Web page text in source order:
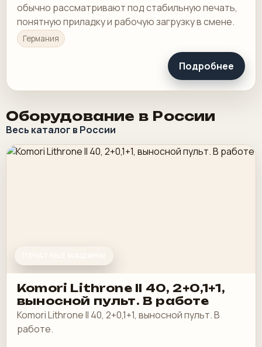
обычно рассматривают под стабильную печать,
понятную приладку и рабочую загрузку в смене.
Германия
Подробнее
Оборудование в России
Весь каталог в России
Komori Lithrone II 40, 2+0,1+1,
выносной пульт. В работе
Komori Lithrone II 40, 2+0,1+1, выносной пульт. В
работе.